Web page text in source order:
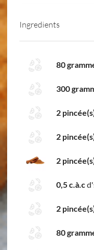
Ingredients
80
300
2
2
2
0,5 c.à.c
2
80